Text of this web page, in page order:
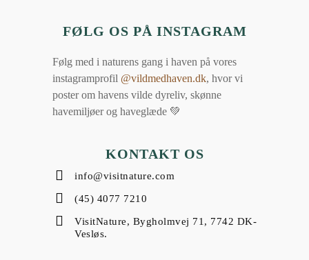
FØLG OS PÅ INSTAGRAM
Følg med i naturens gang i haven på vores
instagramprofil @vildmedhaven.dk, hvor vi
poster om havens vilde dyreliv, skønne
havemiljøer og haveglæde 💚
KONTAKT OS
info@visitnature.com
(45) 4077 7210
VisitNature, Bygholmvej 71, 7742 DK-
Vesløs.